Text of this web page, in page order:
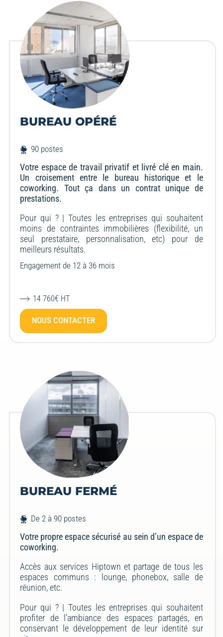
BUREAU OPÉRÉ
90 postes
Votre espace de travail privatif et livré clé en main.
Un croisement entre le bureau historique et le
coworking. Tout ça dans un contrat unique de
prestations.
Pour qui ? | Toutes les entreprises qui souhaitent
moins de contraintes immobilières (flexibilité, un
seul prestataire, personnalisation, etc) pour de
meilleurs résultats.
Engagement de 12 à 36 mois
14 760€ HT
NOUS CONTACTER
BUREAU FERMÉ
De 2 à 90 postes
Votre propre espace sécurisé au sein d’un espace de
coworking.
Accès aux services Hiptown et partage de tous les
espaces communs : lounge, phonebox, salle de
réunion, etc.
Pour qui ? | Toutes les entreprises qui souhaitent
profiter de l’ambiance des espaces partagés, en
conservant le développement de leur identité sur